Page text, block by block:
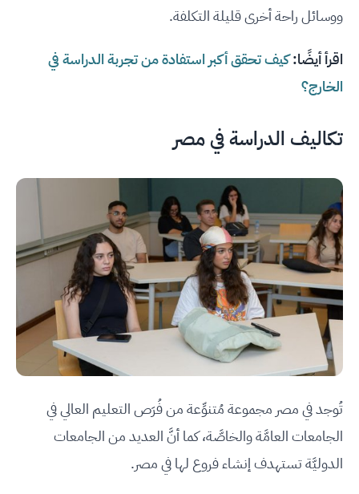
ووسائل راحة أخرى قليلة التكلفة.
اقرأ أيضًا:كيف تحقق أكبر استفادة من تجربة الدراسة في
الخارج؟
تكاليف الدراسة في مصر
تُوجد في مصر مجموعة مُتنوِّعة من فُرَص التعليم العالي في
الجامعات العامَّة والخاصَّة، كما أنَّ العديد من الجامعات
الدوليَّة تستهدف إنشاء فروع لها في مصر.